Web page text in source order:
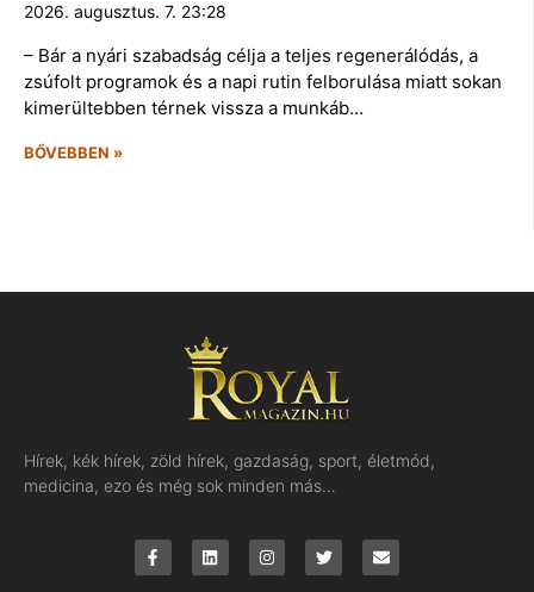
2026. augusztus. 7. 23:28
– Bár a nyári szabadság célja a teljes regenerálódás, a
zsúfolt programok és a napi rutin felborulása miatt sokan
kimerültebben térnek vissza a munkáb…
BŐVEBBEN »
Hírek, kék hírek, zöld hírek, gazdaság, sport, életmód,
medicina, ezo és még sok minden más…